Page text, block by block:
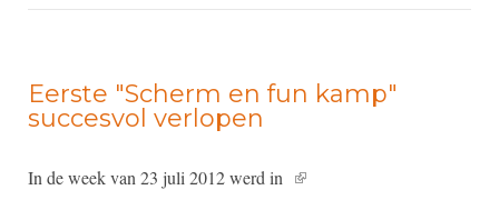
NK organiseren
Geschiedenis van het schermen
Eerste "Scherm en fun kamp"
succesvol verlopen
In de week van 23 juli 2012 werd in (link is external)